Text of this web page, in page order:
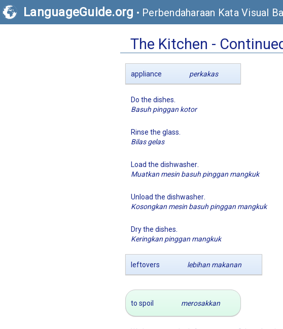
LanguageGuide.org • Perbendaharaan Kata Visual
The Kitchen -
appliance perkakas
Do the dishes.
Basuh pinggan kotor
Rinse the glass.
Bilas gelas
Load the dishwasher.
Muatkan mesin basuh pinggan mangkuk
Unload the dishwasher.
Kosongkan mesin basuh pinggan mangkuk
Dry the dishes.
Keringkan pinggan mangkuk
leftovers lebihan makanan
to spoil merosakkan